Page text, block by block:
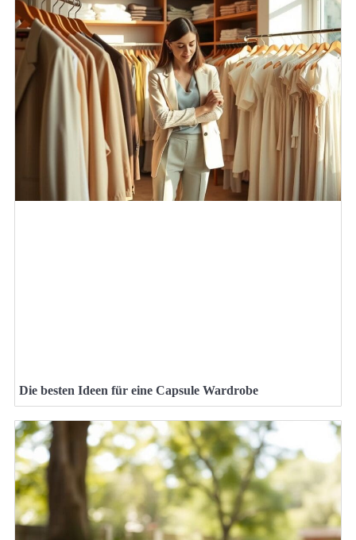
Die besten Ideen für eine Capsule Wardrobe